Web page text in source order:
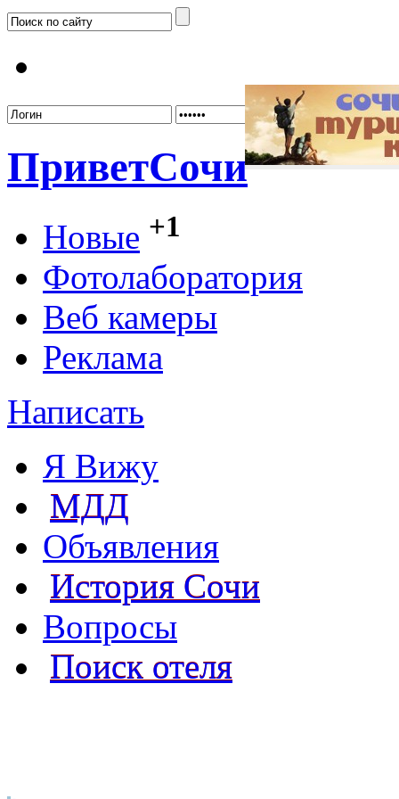
ПриветСочи
Новые +1
Фотолаборатория
Веб камеры
Реклама
Написать
Я Вижу
МДД
Объявления
История Сочи
Вопросы
Поиск отеля